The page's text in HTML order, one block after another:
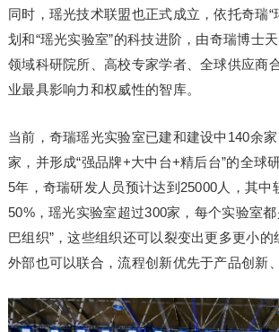
同时，瑶光技术联盟也正式成立，依托奇瑞“
划和“瑶光实验室”的科技进阶，由奇瑞博士
领域科研院所、高校专家学者、全球供应商
业最具影响力和权威性的智库。
当前，奇瑞瑶光实验室已建和建设中140余
家，并形成“强品牌+大中台+精后台”的全球
5年，奇瑞研发人员预计达到25000人，其中
50%，瑶光实验室超过300家，每个实验室
巴组织”，这些组织还可以裂变出更多更小的
外部也可以联合，流程创新优先于产品创新